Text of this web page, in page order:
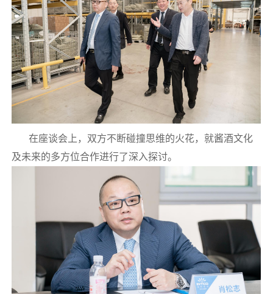
在座谈会上，双方不断碰撞思维的火花，就酱酒文化
及未来的多方位合作进行了深入探讨。